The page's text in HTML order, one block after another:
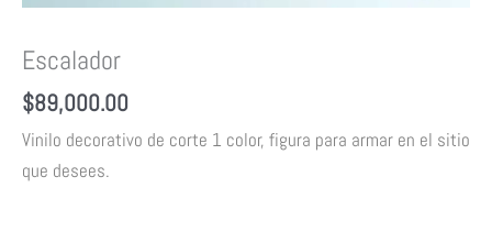
Escalador
$89,000.00
Vinilo decorativo de corte 1 color, figura para armar en el sitio
que desees.